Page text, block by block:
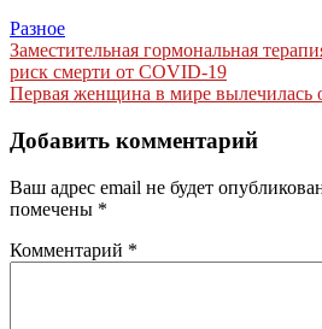
Разное
Навигация
по
Заместительная гормональная
риск смерти от COVID-19
Первая женщина в мире
Добавить комментарий
Ваш адрес email не будет
помечены *
Комментарий *